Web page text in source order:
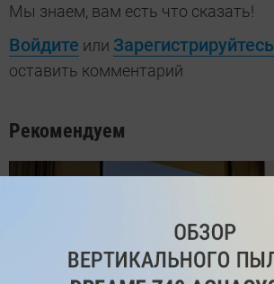
Мы знаем, вам есть что сказать!
Войдите или Зарегистрируйтесь
оставить комментарий
Рекомендуем